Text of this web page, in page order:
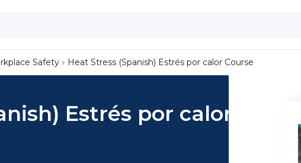
Safety Heat Stress (Spanish) Estrés por calor Course
Estrés por calor